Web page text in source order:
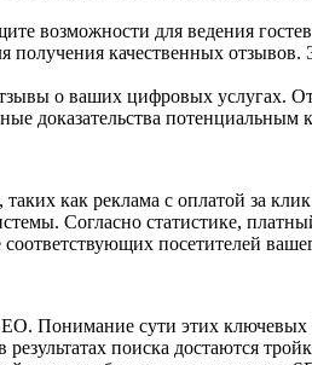
возможности для ведения
получения качественных
о ваших цифровых услугах.
доказательства потенциальным
как реклама с оплатой за
Согласно статистике,
посетителей
Понимание сути этих ключевых
результатах поиска достаются